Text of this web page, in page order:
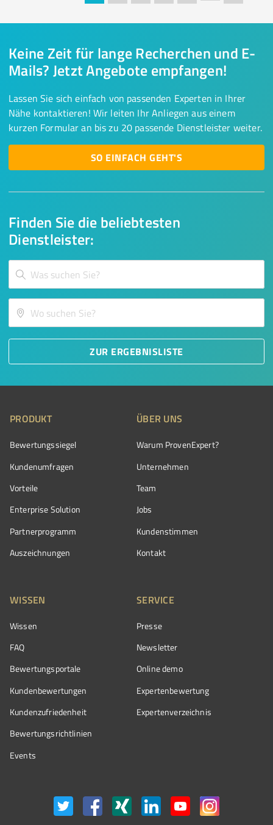
Finden Sie die beliebtesten
Dienstleister:
ZUR ERGEBNISLISTE
Keine Zeit für lange Recherchen und E-
Mails? Jetzt Angebote empfangen!
Lassen Sie sich einfach von passenden Experten in Ihrer
Nähe kontaktieren! Wir leiten Ihr Anliegen aus einem
kurzen Formular an bis zu 20 passende Dienstleister weiter.
SO EINFACH GEHT'S
PRODUKT
Bewertungssiegel
Kundenumfragen
Vorteile
Enterprise Solution
Partnerprogramm
Auszeichnungen
ÜBER UNS
Warum ProvenExpert?
Unternehmen
Team
Jobs
Kundenstimmen
Kontakt
WISSEN
Wissen
FAQ
Bewertungsportale
Kundenbewertungen
Kundenzufriedenheit
Bewertungs­richtlinien
Events
SERVICE
Presse
Newsletter
Online demo
Expertenbewertung
Expertenverzeichnis